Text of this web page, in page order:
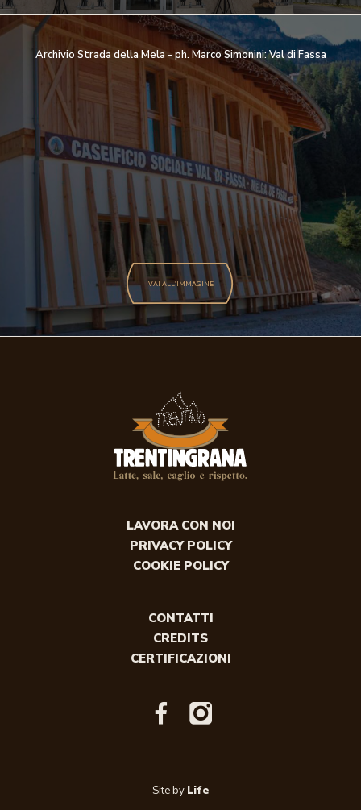
Archivio Strada della Mela - ph. Marco Simonini: Val di Fassa
VAI ALL'IMMAGINE
LAVORA CON NOI
PRIVACY POLICY
COOKIE POLICY
CONTATTI
CREDITS
CERTIFICAZIONI
Site by Life